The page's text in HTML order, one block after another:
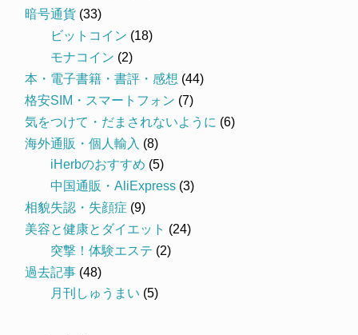
暗号通貨 (33)
ビットコイン (18)
モナコイン (2)
本・電子書籍・書評・感想 (44)
格安SIM・スマートフォン (7)
気をつけて・だまされないように (6)
海外通販・個人輸入 (8)
iHerbのおすすめ (5)
中国通販・AliExpress (3)
相貌失認・失顔症 (9)
美容と健康とダイエット (24)
突撃！体験エステ (2)
過去記事 (48)
月刊しゅうまい (5)